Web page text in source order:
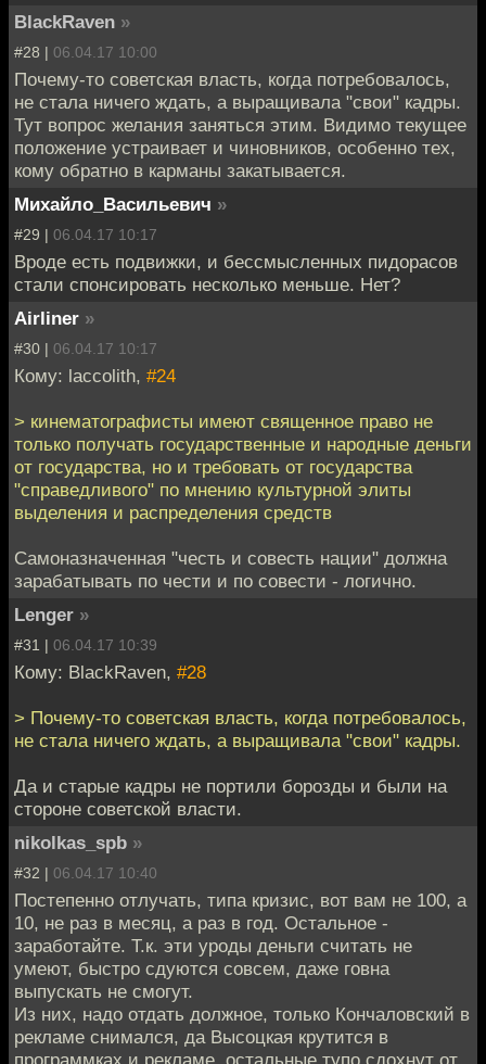
BlackRaven »
#28 | 06.04.17 10:00
Почему-то советская власть, когда потребовалось,
не стала ничего ждать, а выращивала "свои" кадры.
Тут вопрос желания заняться этим. Видимо текущее
положение устраивает и чиновников, особенно тех,
кому обратно в карманы закатывается.
Михайло_Васильевич »
#29 | 06.04.17 10:17
Вроде есть подвижки, и бессмысленных пидорасов
стали спонсировать несколько меньше. Нет?
Airliner »
#30 | 06.04.17 10:17
Кому: laccolith, #24
> кинематографисты имеют священное право не
только получать государственные и народные деньги
от государства, но и требовать от государства
"справедливого" по мнению культурной элиты
выделения и распределения средств
Самоназначенная "честь и совесть нации" должна
зарабатывать по чести и по совести - логично.
Lenger »
#31 | 06.04.17 10:39
Кому: BlackRaven, #28
> Почему-то советская власть, когда потребовалось,
не стала ничего ждать, а выращивала "свои" кадры.
Да и старые кадры не портили борозды и были на
стороне советской власти.
nikolkas_spb »
#32 | 06.04.17 10:40
Постепенно отлучать, типа кризис, вот вам не 100, а
10, не раз в месяц, а раз в год. Остальное -
заработайте. Т.к. эти уроды деньги считать не
умеют, быстро сдуются совсем, даже говна
выпускать не смогут.
Из них, надо отдать должное, только Кончаловский в
рекламе снимался, да Высоцкая крутится в